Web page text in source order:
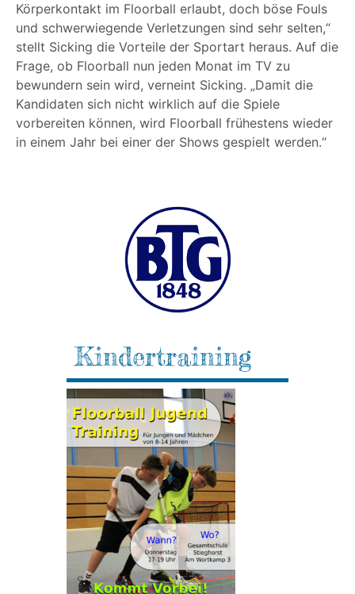
Körperkontakt im Floorball erlaubt, doch böse Fouls
und schwerwiegende Verletzungen sind sehr selten,“
stellt Sicking die Vorteile der Sportart heraus. Auf die
Frage, ob Floorball nun jeden Monat im TV zu
bewundern sein wird, verneint Sicking. „Damit die
Kandidaten sich nicht wirklich auf die Spiele
vorbereiten können, wird Floorball frühestens wieder
in einem Jahr bei einer der Shows gespielt werden.“
Kindertraining